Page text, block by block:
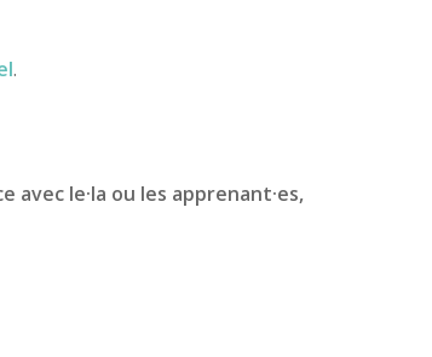
.
le·la ou les apprenant·es,